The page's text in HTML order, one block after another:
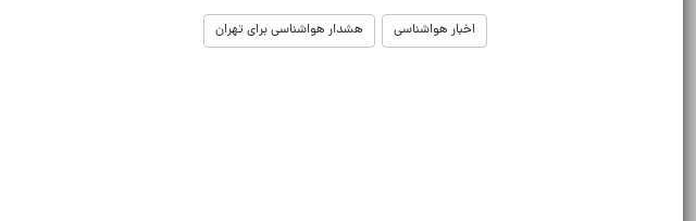
اخبار هواشناسی هشدار هواشناسی برای تهران